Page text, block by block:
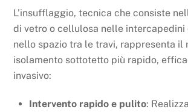
L’insufflaggio, tecnica che consiste
di vetro o cellulosa nelle intercapedini
nello spazio tra le travi, rappresenta il
isolamento sottotetto più rapido,
invasivo:
Intervento rapido e pulito: